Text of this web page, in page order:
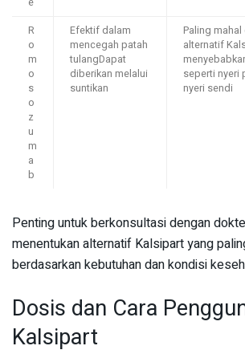
R
o
m
o
s
o
z
u
m
a
b
Efektif dalam
mencegah patah
tulangDapat
diberikan melalui
suntikan
Paling
alternatif
seperti nyeri
nyeri sendi
Penting untuk berkonsultasi dengan
menentukan alternatif Kalsipart yang
berdasarkan kebutuhan dan kondisi
Dosis dan Cara
Kalsipart